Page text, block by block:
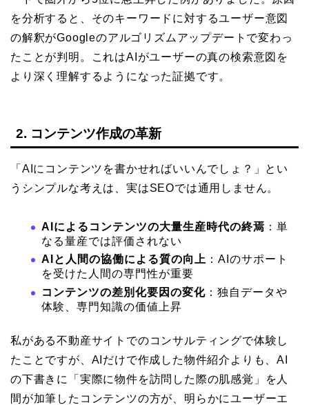
を分析すると、そのキーワードに対するユーザー意図
の解釈がGoogleのアルゴリズムアップデートで変わっ
たことが判明。これはAIがユーザーの真の検索意図を
より深く理解するようになった証拠です。
2. コンテンツ作成の革新
「AIにコンテンツを書かせればいいんでしょ？」とい
うシンプルな考えは、実はSEOでは通用しません。
AIによるコンテンツの大量生産時代の終焉 ：単
なる量産では評価されない
AIと人間の協働による質の向上 ：AIのサポート
を受けた人間の専門性が重要
コンテンツの差別化要因の変化 ：独自データや
体験、専門知識の価値上昇
私がある不動産サイトでのコンサルティングで体験し
たことですが、AIだけで作成した物件紹介よりも、AI
の下書きに「実際に物件を訪問した際の肌感覚」を人
間が加筆したコンテンツの方が、明らかにユーザーエ